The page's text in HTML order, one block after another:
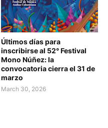
Últimos días para
inscribirse al 52° Festival
Mono Núñez: la
convocatoria cierra el 31 de
marzo
March 30, 2026